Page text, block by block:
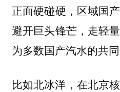
正面硬碰硬，区域国
避开巨头锋芒，走轻
为多数国产汽水的共同
比如北冰洋，在北京